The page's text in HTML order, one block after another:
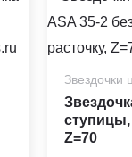
Звездочки
ступицы,
Z=70